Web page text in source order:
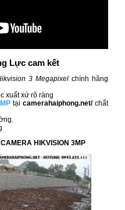
Lực cam kết
3 Megapixel chính hãng
xuất xứ rõ ràng
tại camerahaiphong.net/chất
HIKVISION 3MP